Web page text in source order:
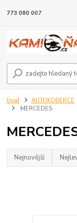
773 080 007
Úvod AUTOKOBERCE
MERCEDES
Nejnovější